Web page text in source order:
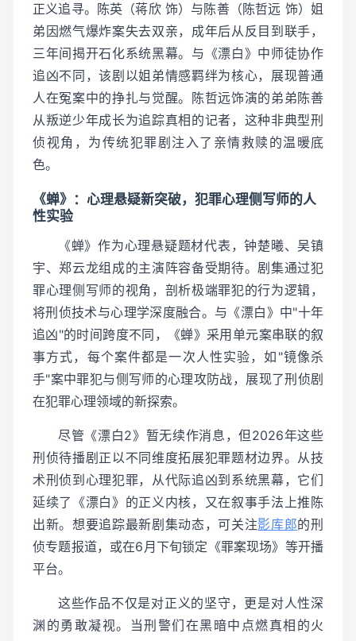
正义追寻。陈英（蒋欣 饰）与陈善（陈哲远 饰）姐
弟因燃气爆炸案失去双亲，成年后从反目到联手，
三年间揭开石化系统黑幕。与《漂白》中师徒协作
追凶不同，该剧以姐弟情感羁绊为核心，展现普通
人在冤案中的挣扎与觉醒。陈哲远饰演的弟弟陈善
从叛逆少年成长为追踪真相的记者，这种非典型刑
侦视角，为传统犯罪剧注入了亲情救赎的温暖底
色。
《蝉》：心理悬疑新突破，犯罪心理侧写师的人
性实验
《蝉》作为心理悬疑题材代表，钟楚曦、吴镇
宇、郑云龙组成的主演阵容备受期待。剧集通过犯
罪心理侧写师的视角，剖析极端罪犯的行为逻辑，
将刑侦技术与心理学深度融合。与《漂白》中"十年
追凶"的时间跨度不同，《蝉》采用单元案串联的叙
事方式，每个案件都是一次人性实验，如"镜像杀
手"案中罪犯与侧写师的心理攻防战，展现了刑侦剧
在犯罪心理领域的新探索。
尽管《漂白2》暂无续作消息，但2026年这些
刑侦待播剧正以不同维度拓展犯罪题材边界。从技
术刑侦到心理犯罪，从代际追凶到系统黑幕，它们
延续了《漂白》的正义内核，又在叙事手法上推陈
出新。想要追踪最新剧集动态，可关注影库郎的刑
侦专题报道，或在6月下旬锁定《罪案现场》等开播
平台。
这些作品不仅是对正义的坚守，更是对人性深
渊的勇敢凝视。当刑警们在黑暗中点燃真相的火